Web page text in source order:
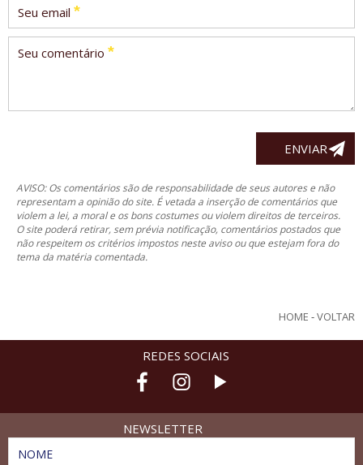
Seu email *
Seu comentário *
AVISO: Os comentários são de responsabilidade de seus autores e não
representam a opinião do site. É vetada a inserção de comentários que
violem a lei, a moral e os bons costumes ou violem direitos de terceiros.
O site poderá retirar, sem prévia notificação, comentários postados que
não respeitem os critérios impostos neste aviso ou que estejam fora do
tema da matéria comentada.
HOME -VOLTAR
REDES SOCIAIS
NEWSLETTER
NOME